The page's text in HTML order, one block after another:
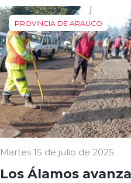
PROVINCIA DE ARAUCO
Martes 15 de julio de 2025
Los Álamos